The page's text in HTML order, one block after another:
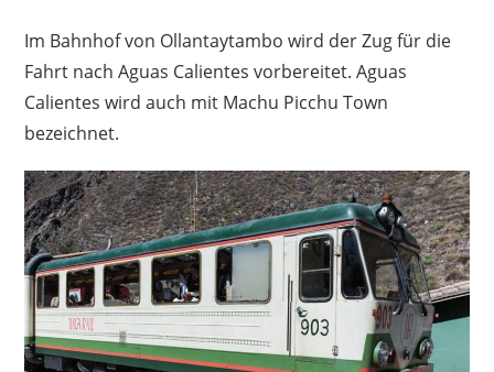
Im Bahnhof von Ollantaytambo wird der Zug für die
Fahrt nach Aguas Calientes vorbereitet. Aguas
Calientes wird auch mit Machu Picchu Town
bezeichnet.